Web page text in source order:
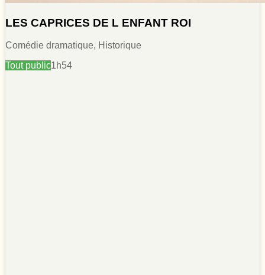
LES CAPRICES DE L ENFANT ROI
Comédie dramatique, Historique
Tout public1h54